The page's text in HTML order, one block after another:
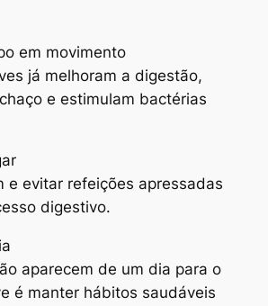
em movimento
já melhoram a digestão,
e estimulam bactérias
e evitar refeições apressadas
digestivo.
aparecem de um dia para o
é manter hábitos saudáveis